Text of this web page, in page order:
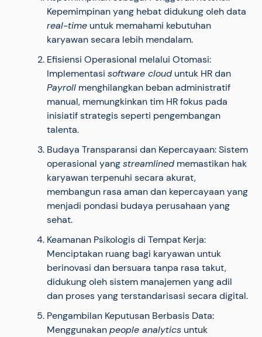
Kepemimpinan yang hebat didukung oleh data
real-time untuk memahami kebutuhan
karyawan secara lebih mendalam.
Efisiensi Operasional melalui Otomasi:
Implementasi software cloud untuk HR dan
Payroll menghilangkan beban administratif
manual, memungkinkan tim HR fokus pada
inisiatif strategis seperti pengembangan
talenta.
Budaya Transparansi dan Kepercayaan: Sistem
operasional yangstreamlined memastikan hak
karyawan terpenuhi secara akurat,
membangun rasa aman dan kepercayaan yang
menjadi pondasi budaya perusahaan yang
sehat.
Keamanan Psikologis di Tempat Kerja:
Menciptakan ruang bagi karyawan untuk
berinovasi dan bersuara tanpa rasa takut,
didukung oleh sistem manajemen yang adil
dan proses yang terstandarisasi secara digital.
Pengambilan Keputusan Berbasis Data:
Menggunakanpeople analytics untuk